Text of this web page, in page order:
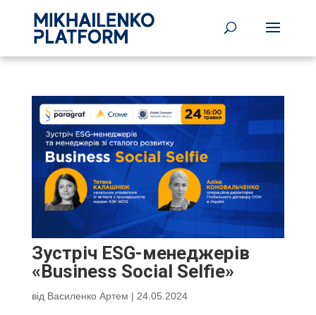
Зустріч ESG-менеджерів
«Business Social Selfie»
від Василенко Артем | 24.05.2024